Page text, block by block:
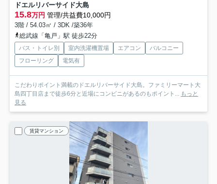
ドエルリバーサイド大島
15.8万円 管理/共益費10,000円
3階 / 54.03㎡ / 3DK /築36年
総武線「亀戸」駅 徒歩22分
バス・トイレ別 室内洗濯機置場 エアコン
バルコニー
フローリング
電気有
こだわりポイント満載のドエルリバーサイド大島。ファミリーマート大
島四丁目店まで徒歩6分と近場にコンビニがあるのもポイント... もっと
見る
賃貸マンション